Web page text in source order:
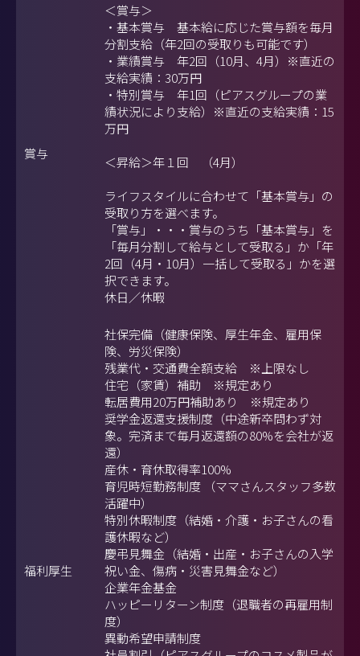
賞与
＜賞与＞
・基本賞与 基本給に応じた賞与額を毎月
分割支給（年2回の受取りも可能です）
・業績賞与 年2回（10月、4月）※直近の
支給実績：30万円
・特別賞与 年1回（ピアスグループの業
績状況により支給）※直近の支給実績：15
万円
＜昇給＞年１回 （4月）
ライフスタイルに合わせて「基本賞与」の
受取り方を選べます。
「賞与」・・・賞与のうち「基本賞与」を
「毎月分割して給与として受取る」か「年
2回（4月・10月）一括して受取る」かを選
択できます。
休日／休暇
福利厚生
社保完備（健康保険、厚生年金、雇用保
険、労災保険）
残業代・交通費全額支給 ※上限なし
住宅（家賃）補助 ※規定あり
転居費用20万円補助あり ※規定あり
奨学金返還支援制度（中途新卒問わず対
象。完済まで毎月返還額の80%を会社が返
還）
産休・育休取得率100%
育児時短勤務制度 （ママさんスタッフ多数
活躍中）
特別休暇制度（結婚・介護・お子さんの看
護休暇など）
慶弔見舞金（結婚・出産・お子さんの入学
祝い金、傷病・災害見舞金など）
企業年金基金
ハッピーリターン制度（退職者の再雇用制
度）
異動希望申請制度